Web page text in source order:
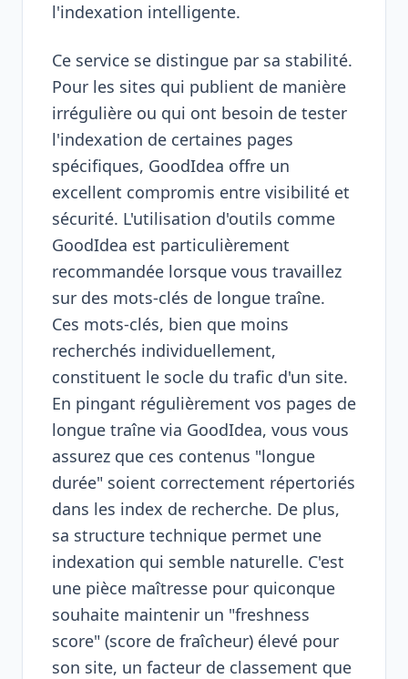
l'indexation intelligente.
Ce service se distingue par sa stabilité.
Pour les sites qui publient de manière
irrégulière ou qui ont besoin de tester
l'indexation de certaines pages
spécifiques, GoodIdea offre un
excellent compromis entre visibilité et
sécurité. L'utilisation d'outils comme
GoodIdea est particulièrement
recommandée lorsque vous travaillez
sur des mots-clés de longue traîne.
Ces mots-clés, bien que moins
recherchés individuellement,
constituent le socle du trafic d'un site.
En pingant régulièrement vos pages de
longue traîne via GoodIdea, vous vous
assurez que ces contenus "longue
durée" soient correctement répertoriés
dans les index de recherche. De plus,
sa structure technique permet une
indexation qui semble naturelle. C'est
une pièce maîtresse pour quiconque
souhaite maintenir un "freshness
score" (score de fraîcheur) élevé pour
son site, un facteur de classement que